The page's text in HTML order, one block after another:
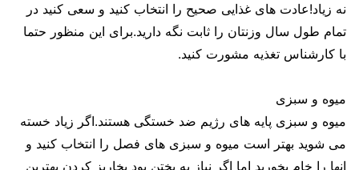
نه زیاد!عادت های غذایی صحیح را انتخاب کنید و سعی کنید در
تمام طول سال وزنتان را ثابت نگه دارید.برای این منظور حتما
با کارشناس تغذیه مشورت کنید.
میوه و سبزی
میوه و سبزی پایه های رژیم ضد خستگی هستند.اگر زیاد خسته
می شوید بهتر است میوه و سبزی های فصل را انتخاب کنید و
انها را خام بخورید اما اگر نیاز به پختن بود بخارپز کردن بهترین